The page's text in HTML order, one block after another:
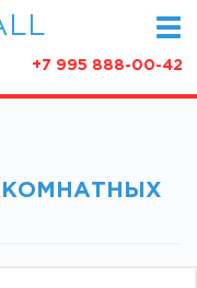
+7 995 888-00-42
(закрытые
(открытые